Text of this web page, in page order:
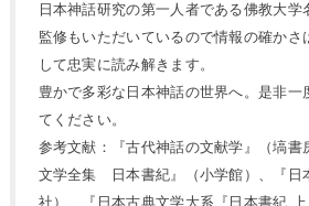
日本神話研究の第一人者である佛教大
監修もいただいているので情報の確かさ
して忠実に読み解きます。
豊かで多彩な日本神話の世界へ。是非
てください。
参考文献：『古代神話の文献学』（塙
文学全集 日本書紀』（小学館）、『日
社）、『日本古典文学大系『日本書紀